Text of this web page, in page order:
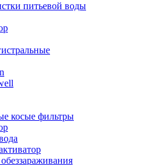
питьевой воды
косые фильтры